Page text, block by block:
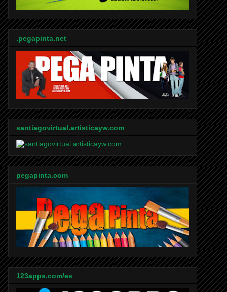
.pegapinta.net
santiagovirtual.artisticayw.com
pegapinta.com
123apps.com/es